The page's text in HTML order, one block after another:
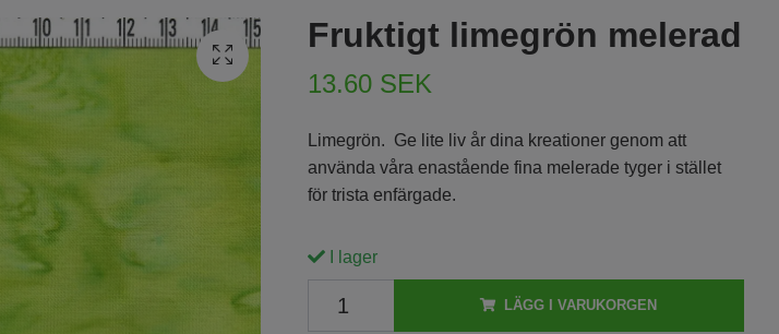
Fruktigt limegrön melerad
13.60 SEK
Limegrön. Ge lite liv år dina kreationer genom att
använda våra enastående fina melerade tyger i stället
för trista enfärgade.
I lager
LÄGG I VARUKORGEN